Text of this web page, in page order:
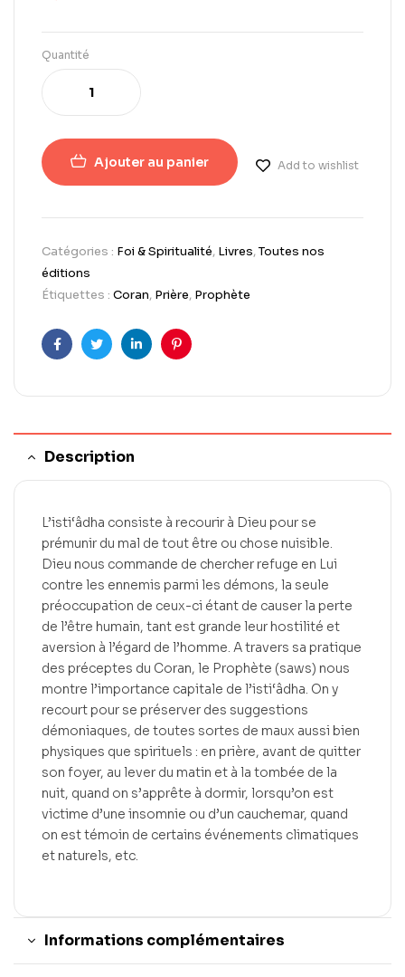
Quantité
Ajouter au panier Add to wishlist
Catégories : Foi & Spiritualité, Livres,Toutes nos
éditions
Étiquettes : Coran, Prière, Prophète
FacebookTwitterLinkedInPinterest
Description
L’isti‘âdha consiste à recourir à Dieu pour se
prémunir du mal de tout être ou chose nuisible.
Dieu nous commande de chercher refuge en Lui
contre les ennemis parmi les démons, la seule
préoccupation de ceux-ci étant de causer la perte
de l’être humain, tant est grande leur hostilité et
aversion à l’égard de l’homme. A travers sa pratique
des préceptes du Coran, le Prophète (saws) nous
montre l’importance capitale de l’isti‘âdha. On y
recourt pour se préserver des suggestions
démoniaques, de toutes sortes de maux aussi bien
physiques que spirituels : en prière, avant de quitter
son foyer, au lever du matin et à la tombée de la
nuit, quand on s’apprête à dormir, lorsqu’on est
victime d’une insomnie ou d’un cauchemar, quand
on est témoin de certains événements climatiques
et naturels, etc.
Informations complémentaires